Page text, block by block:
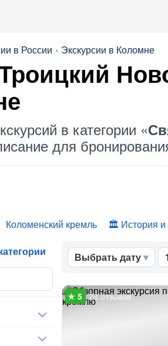
в России Экскурсии в Коломне
в категории «
для
Коломенский кремль История и
Выбрать дату
28 отзывов